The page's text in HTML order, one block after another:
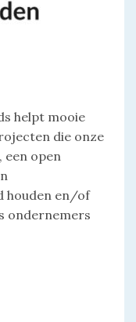
helpt mooie
die onze
een open
houden en/of
ondernemers